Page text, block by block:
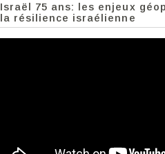
Israël 75 ans: les enjeux
la résilience israélienne